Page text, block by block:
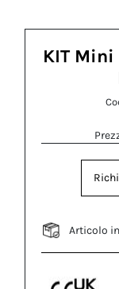
KIT
Articolo